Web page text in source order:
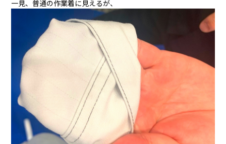
一見、普通の作業着に見えるが、